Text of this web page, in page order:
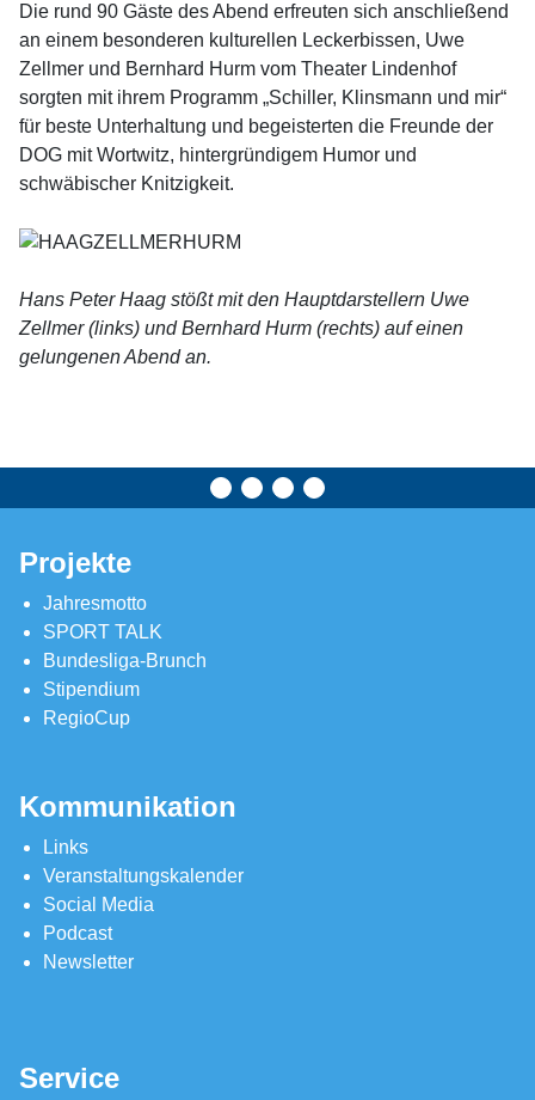
Die rund 90 Gäste des Abend erfreuten sich anschließend
an einem besonderen kulturellen Leckerbissen, Uwe
Zellmer und Bernhard Hurm vom Theater Lindenhof
sorgten mit ihrem Programm „Schiller, Klinsmann und mir“
für beste Unterhaltung und begeisterten die Freunde der
DOG mit Wortwitz, hintergründigem Humor und
schwäbischer Knitzigkeit.
Hans Peter Haag stößt mit den Hauptdarstellern Uwe
Zellmer (links) und Bernhard Hurm (rechts) auf einen
gelungenen Abend an.
Projekte
Jahresmotto
SPORT TALK
Bundesliga-Brunch
Stipendium
RegioCup
Kommunikation
Links
Veranstaltungskalender
Social Media
Podcast
Newsletter
Service